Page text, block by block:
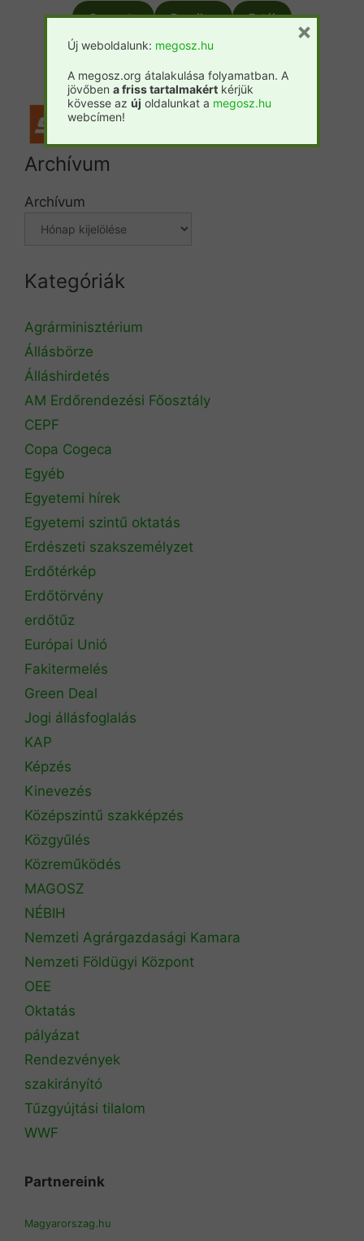
Csemete Prosilva Fatáj
Forestpress
Archívum
Archívum
Kategóriák
Agrárminisztérium
Állásbörze
Álláshirdetés
AM Erdőrendezési Főosztály
CEPF
Copa Cogeca
Egyéb
Egyetemi hírek
Egyetemi szintű oktatás
Erdészeti szakszemélyzet
Erdőtérkép
Erdőtörvény
erdőtűz
Európai Unió
Fakitermelés
Green Deal
Jogi állásfoglalás
KAP
Képzés
Kinevezés
Középszintű szakképzés
Közgyűlés
Közreműködés
MAGOSZ
NÉBIH
Nemzeti Agrárgazdasági Kamara
Nemzeti Földügyi Központ
OEE
Oktatás
pályázat
Rendezvények
szakirányító
Tűzgyújtási tilalom
WWF
Partnereink
Magyarorszag.hu
Új weboldalunk: megosz.hu
A megosz.org átalakulása folyamatban. A
jövőben a friss tartalmakért kérjük
kövesse az új oldalunkat a megosz.hu
webcímen!
×